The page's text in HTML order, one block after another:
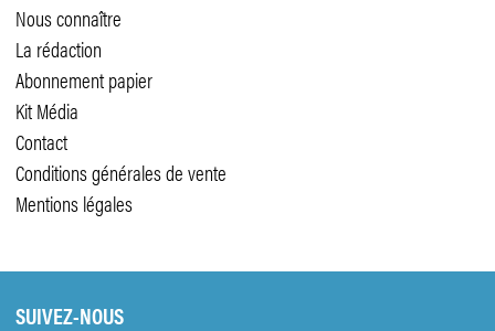
Nous connaître
La rédaction
Abonnement papier
Kit Média
Contact
Conditions générales de vente
Mentions légales
SUIVEZ-NOUS